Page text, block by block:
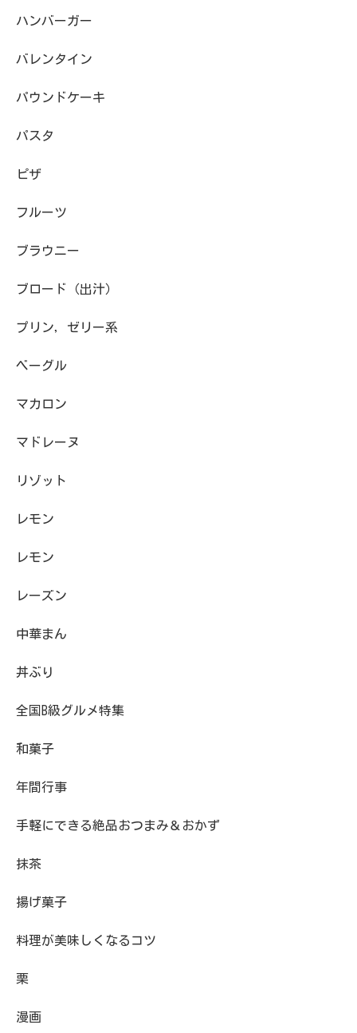
ハンバーガー
バレンタイン
パウンドケーキ
パスタ
ピザ
フルーツ
ブラウニー
ブロード（出汁）
プリン，ゼリー系
ベーグル
マカロン
マドレーヌ
リゾット
レモン
レモン
レーズン
中華まん
丼ぶり
全国B級グルメ特集
和菓子
年間行事
手軽にできる絶品おつまみ＆おかず
抹茶
揚げ菓子
料理が美味しくなるコツ
栗
漫画